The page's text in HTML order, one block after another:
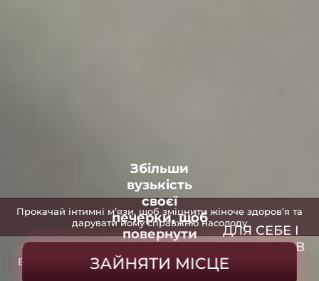
Прокачай інтимні мʼязи, щоб зміцнити жіноче здоровʼя та
дарувати йому справжню насолоду
Експрес-курс.
Вправи Кегеля
Збільши
вузькість
своєї
печерки, щоб
повернути
задоволення
ДЛЯ СЕБЕ І
ПАРТНЕРА В
ЗАЙНЯТИ МІСЦЕ